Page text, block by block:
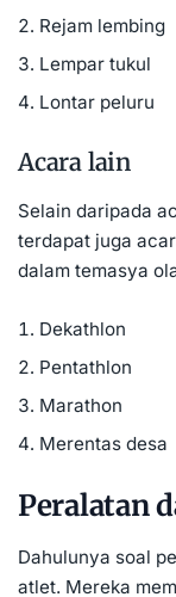
Rejam lembing
Lempar tukul
Lontar peluru
Acara lain
Selain daripada
terdapat juga
dalam temasya
Dekathlon
Pentathlon
Marathon
Merentas desa
Peralatan
Dahulunya soal
atlet. Mereka